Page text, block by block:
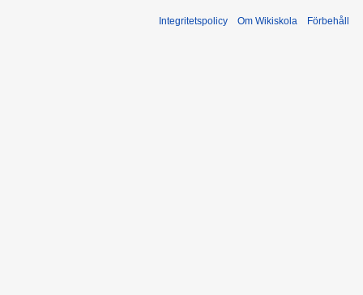
Integritetspolicy Om Wikiskola Förbehåll